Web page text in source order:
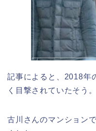
記事によると、2018年
く目撃されていたそう。
古川さんのマンション